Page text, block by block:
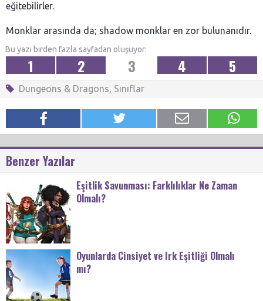
eğitebilirler.
Monklar arasında da; shadow monklar en zor bulunanıdır.
Bu yazı birden fazla sayfadan oluşuyor:
1 2 3 4 5
Dungeons & Dragons, Sınıflar
Benzer Yazılar
Eşitlik Savunması: Farklılıklar Ne Zaman
Olmalı?
Oyunlarda Cinsiyet ve Irk Eşitliği Olmalı
mı?